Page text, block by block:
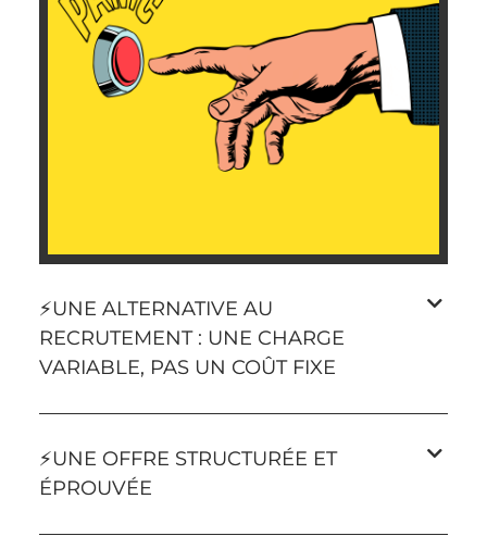
⚡️UNE ALTERNATIVE AU
RECRUTEMENT : UNE CHARGE
VARIABLE, PAS UN COÛT FIXE
⚡️UNE OFFRE STRUCTURÉE ET
ÉPROUVÉE